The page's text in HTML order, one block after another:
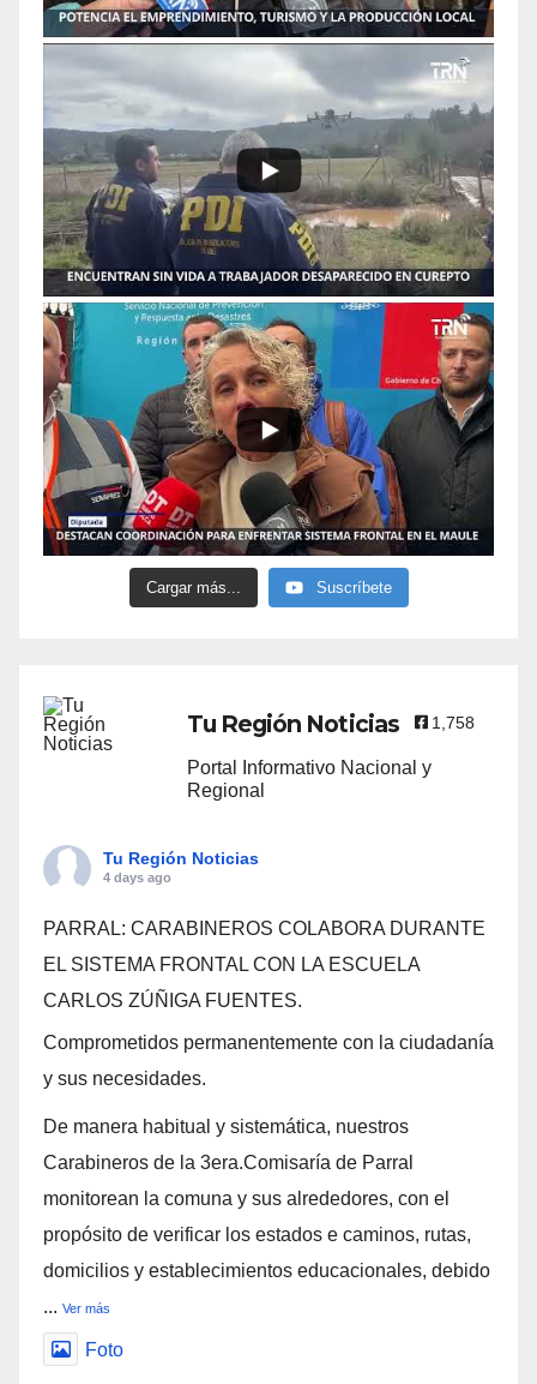
Cargar más... Suscríbete
Tu Región Noticias 1,758
Portal Informativo Nacional y
Regional
Tu Región Noticias
4 days ago
PARRAL: CARABINEROS COLABORA DURANTE
EL SISTEMA FRONTAL CON LA ESCUELA
CARLOS ZÚÑIGA FUENTES.
Comprometidos permanentemente con la ciudadanía
y sus necesidades.
De manera habitual y sistemática, nuestros
Carabineros de la 3era.Comisaría de Parral
monitorean la comuna y sus alrededores, con el
propósito de verificar los estados e caminos, rutas,
domicilios y establecimientos educacionales, debido
... Ver más
Foto